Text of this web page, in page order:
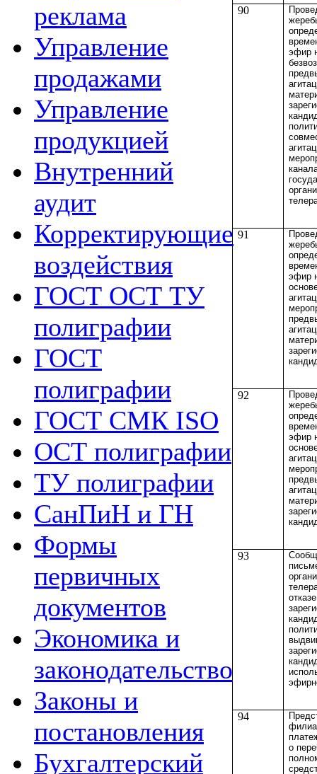
реклама
Управление
продажами
Управление
продукцией
Внутренний
аудит
Корректирующие
воздействия
ГОСТ ОСТ ТУ
полиграфии
ГОСТ
полиграфии
ГОСТ СМК ISO
ОСТ полиграфии
ТУ полиграфии
СанПиН и ГН
Формы
первичных
документов
Экономика и
законодательство
Законы и
постановления
Бухгалтерский
90
эфир
91
эфир
92
эфир
93
отказе
94
о